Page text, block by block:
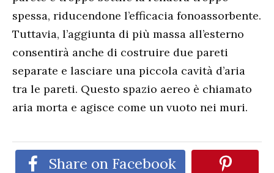
spessa, riducendone l’efficacia fonoassorbente.
Tuttavia, l’aggiunta di più massa all’esterno
consentirà anche di costruire due pareti
separate e lasciare una piccola cavità d’aria
tra le pareti. Questo spazio aereo è chiamato
aria morta e agisce come un vuoto nei muri.
Share on Facebook